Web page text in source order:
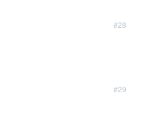
#28
#29